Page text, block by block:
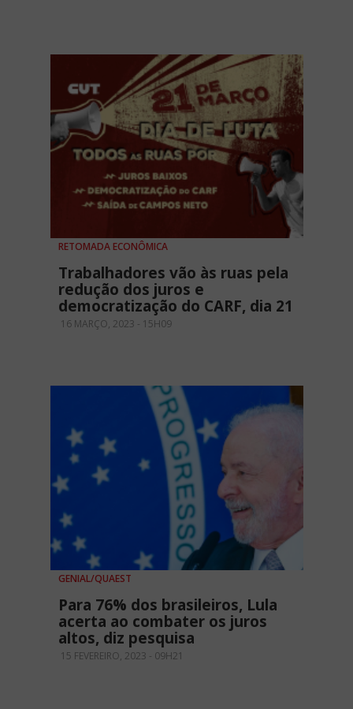
RETOMADA ECONÔMICA
Trabalhadores vão às ruas pela
redução dos juros e
democratização do CARF, dia 21
16 MARÇO, 2023 - 15H09
GENIAL/QUAEST
Para 76% dos brasileiros, Lula
acerta ao combater os juros
altos, diz pesquisa
15 FEVEREIRO, 2023 - 09H21